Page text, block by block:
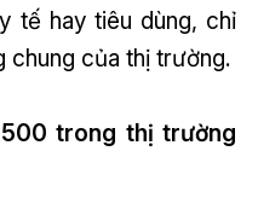
tế hay tiêu dùng, chỉ
chung của thị trường.
trong thị trường